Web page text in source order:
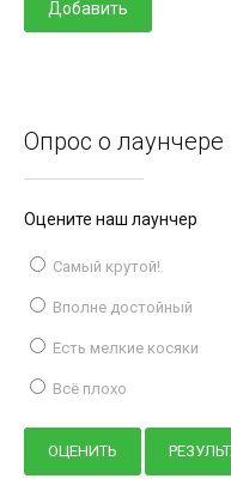
Опрос о лаунчере
Оцените наш лаунчер
Самый крутой!
Вполне достойный
Есть мелкие косяки
Всё плохо